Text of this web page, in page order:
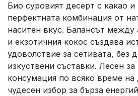
Био суровият десерт с какао и
перфектната комбинация от
наситен вкус. Балансът между
и екзотичния кокос създава
удоволствие за сетивата, без
изкуствени съставки. Лесен
консумация по всяко време на
чудесен избор за бърза